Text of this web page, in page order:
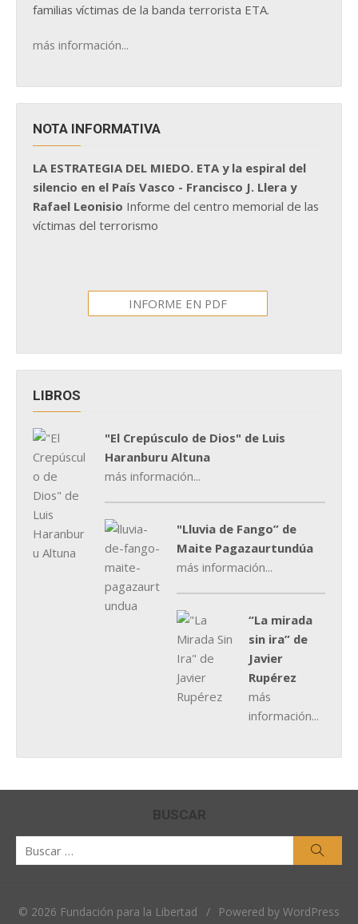
familias víctimas de la banda terrorista ETA.
más información...
NOTA INFORMATIVA
LA ESTRATEGIA DEL MIEDO. ETA y la espiral del
silencio en el País Vasco - Francisco J. Llera y
Rafael Leonisio Informe del centro memorial de las
víctimas del terrorismo
INFORME EN PDF
LIBROS
"El Crepúsculo de Dios" de Luis
Haranburu Altuna
más información...
"Lluvia de Fango” de
Maite Pagazaurtundúa
más información...
“La mirada
sin ira” de
Javier
Rupérez
más
información...
BUSCAR
© 2026 Fundación para la Libertad /
Powered by WordPress